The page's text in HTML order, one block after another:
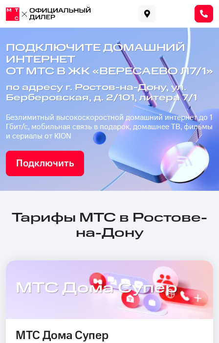
ПОДКЛЮЧИТЕ ДОМАШНИЙ
ИНТЕРНЕТ
ОТ МТС В ЖК «ВЕРЕСАЕВО Л7/1»
по адресу г. Ростов-на-Дону, ул.
Берберовская, д. 2/101, литера 7/1
Безлимитный высокоскоростной домашний интернет до 1
Гбит/с, мобильная связь в подарок, домашнее ТВ, фильмы
и сериалы от KION
Подключить
Тарифы МТС в Ростове-
на-Дону
МТС Дома Супер
МТС Дома Супер